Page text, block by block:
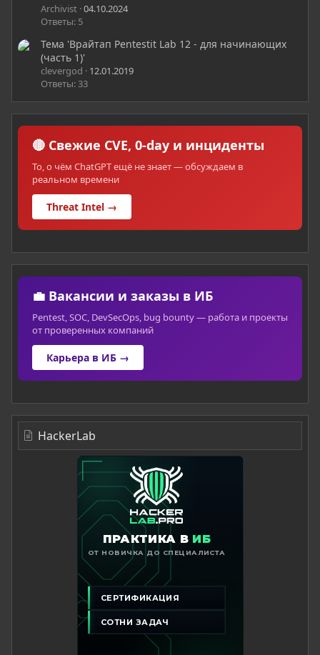
Archivist 04.10.2024
Ответы: 5
Тема 'Врайтап Pentestit Lab 12 - для начинающих
(часть 1)'
clevergod
12.01.2019
Ответы: 33
🔴 Свежие CVE, 0-day и инциденты
То, о чём ChatGPT ещё не знает — обсуждаем в
реальном времени
Threat Intel →
💼 Вакансии и заказы в ИБ
Pentest, SOC, DevSecOps, bug bounty — работа и проекты
от проверенных компаний
Карьера в ИБ →
HackerLab